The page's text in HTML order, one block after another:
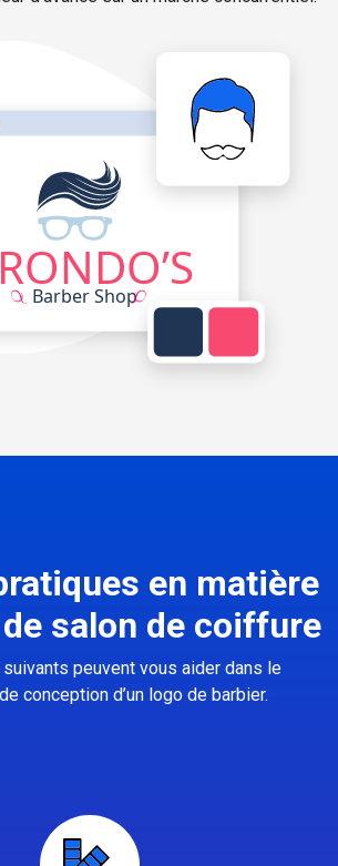
en matière
salon de coiffure
peuvent vous aider dans le
conception d’un logo de barbier.